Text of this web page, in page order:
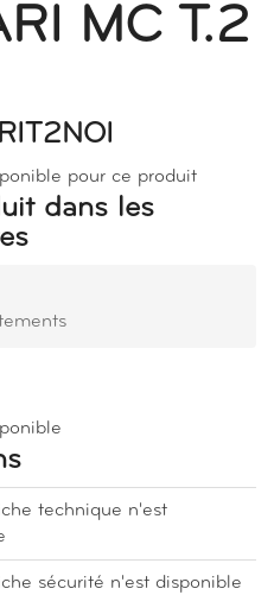
MC T.2
pour ce produit
dans les
technique n'est
sécurité n'est disponible